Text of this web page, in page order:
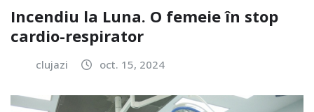
Incendiu la Luna. O femeie în stop
cardio-respirator
clujazi oct. 15, 2024